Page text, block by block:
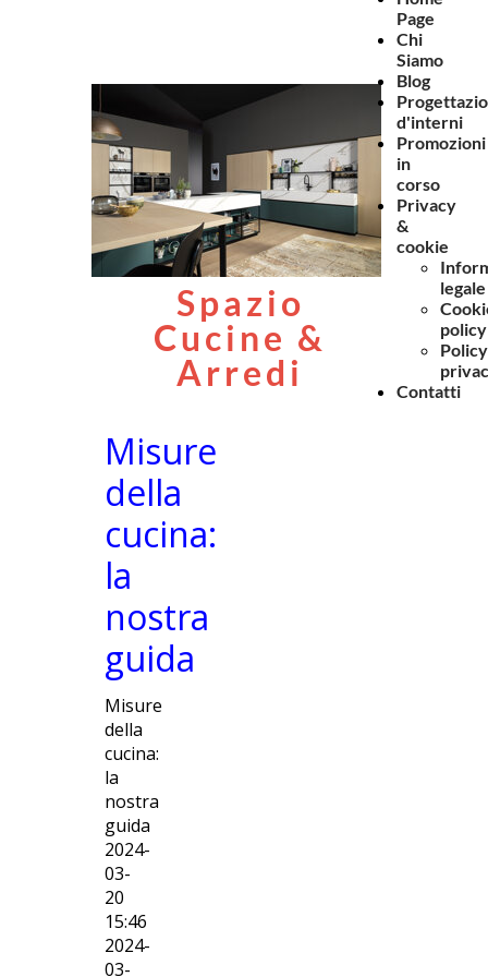
Misure
della
cucina:
la
nostra
guida
Misure
della
cucina:
la
nostra
guida
2024-
03-
20
15:46
2024-
03-
Spazio
Cucine &
Arredi
Page
Chi
Siamo
Blog
d'interni
Promozioni
in
corso
Privacy
&
cookie
legale
policy
Policy
Contatti